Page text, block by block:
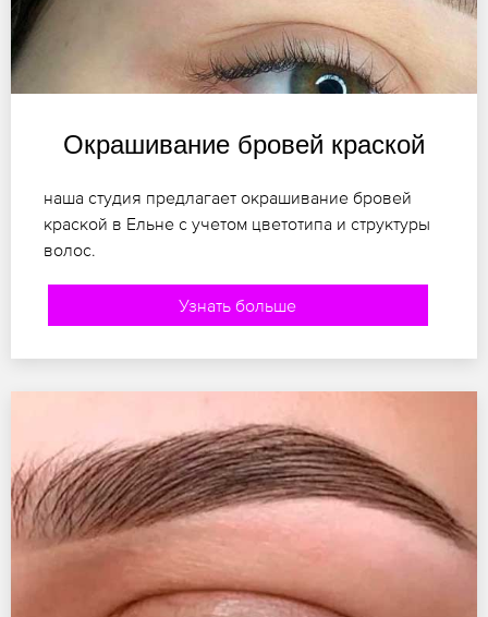
Окрашивание бровей краской
наша студия предлагает окрашивание бровей
краской в Ельне с учетом цветотипа и структуры
волос.
Узнать больше